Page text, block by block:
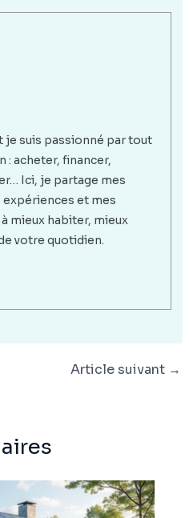
je suis passionné par tout
: acheter, financer,
Ici, je partage mes
et mes
mieux habiter, mieux
votre quotidien.
Article suivant →